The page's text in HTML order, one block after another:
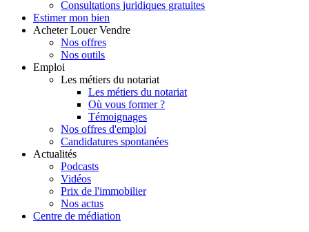
Consultations juridiques gratuites
Estimer mon bien
Acheter Louer Vendre
Nos offres
Nos outils
Emploi
Les métiers du notariat
Les métiers du notariat
Où vous former ?
Témoignages
Nos offres d'emploi
Candidatures spontanées
Actualités
Podcasts
Vidéos
Prix de l'immobilier
Nos actus
Centre de médiation